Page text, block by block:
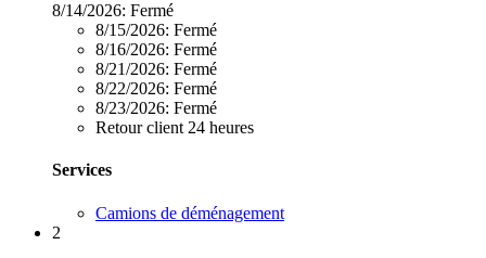
8/14/2026: Fermé
8/15/2026: Fermé
8/16/2026: Fermé
8/21/2026: Fermé
8/22/2026: Fermé
8/23/2026: Fermé
Retour client 24 heures
Services
Camions de déménagement
2